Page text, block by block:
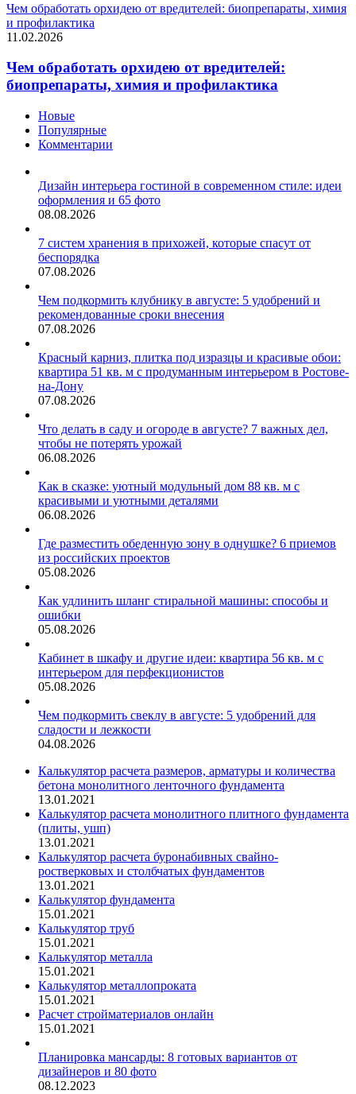
Чем обработать орхидею от вредителей: биопрепараты, химия
и профилактика
11.02.2026
Чем обработать орхидею от вредителей:
биопрепараты, химия и профилактика
Новые
Популярные
Комментарии
Дизайн интерьера гостиной в современном стиле: идеи
оформления и 65 фото
08.08.2026
7 систем хранения в прихожей, которые спасут от
беспорядка
07.08.2026
Чем подкормить клубнику в августе: 5 удобрений и
рекомендованные сроки внесения
07.08.2026
Красный карниз, плитка под изразцы и красивые обои:
квартира 51 кв. м с продуманным интерьером в Ростове-
на-Дону
07.08.2026
Что делать в саду и огороде в августе? 7 важных дел,
чтобы не потерять урожай
06.08.2026
Как в сказке: уютный модульный дом 88 кв. м с
красивыми и уютными деталями
06.08.2026
Где разместить обеденную зону в однушке? 6 приемов
из российских проектов
05.08.2026
Как удлинить шланг стиральной машины: способы и
ошибки
05.08.2026
Кабинет в шкафу и другие идеи: квартира 56 кв. м с
интерьером для перфекционистов
05.08.2026
Чем подкормить свеклу в августе: 5 удобрений для
сладости и лежкости
04.08.2026
Калькулятор расчета размеров, арматуры и количества
бетона монолитного ленточного фундамента
13.01.2021
Калькулятор расчета монолитного плитного фундамента
(плиты, ушп)
13.01.2021
Калькулятор расчета буронабивных свайно-
ростверковых и столбчатых фундаментов
13.01.2021
Калькулятор фундамента
15.01.2021
Калькулятор труб
15.01.2021
Калькулятор металла
15.01.2021
Калькулятор металлопроката
15.01.2021
Расчет стройматериалов онлайн
15.01.2021
Планировка мансарды: 8 готовых вариантов от
дизайнеров и 80 фото
08.12.2023